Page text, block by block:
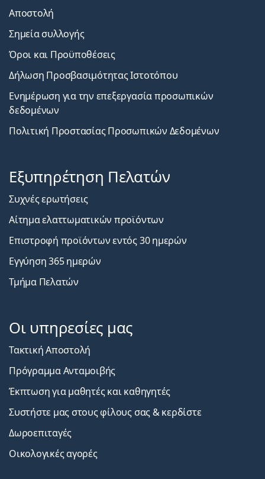
Αποστολή
Σημεία συλλογής
Όροι και Προϋποθέσεις
Δήλωση Προσβασιμότητας Ιστοτόπου
Ενημέρωση για την επεξεργασία προσωπικών
δεδομένων
Πολιτική Προστασίας Προσωπικών Δεδομένων
Εξυπηρέτηση Πελατών
Συχνές ερωτήσεις
Αίτημα ελαττωματικών προϊόντων
Επιστροφή προϊόντων εντός 30 ημερών
Εγγύηση 365 ημερών
Τμήμα Πελατών
Οι υπηρεσίες μας
Τακτική Αποστολή
Πρόγραμμα Ανταμοιβής
Έκπτωση για μαθητές και καθηγητές
Συστήστε μας στους φίλους σας & κερδίστε
Δωροεπιταγές
Οικολογικές αγορές